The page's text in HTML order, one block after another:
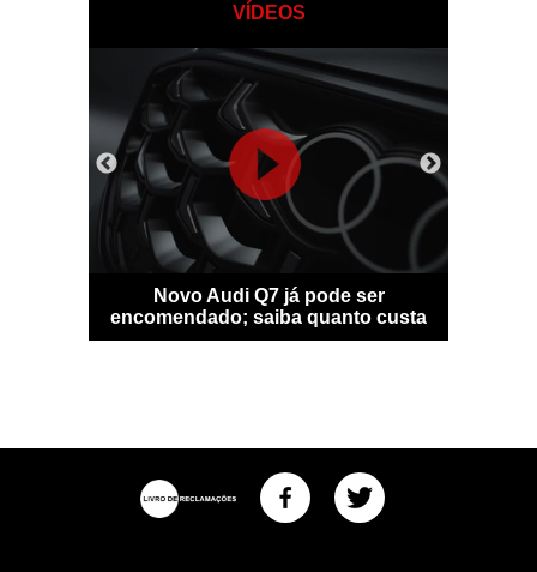
VÍDEOS
Novo Audi Q7 já pode ser
encomendado; saiba quanto custa